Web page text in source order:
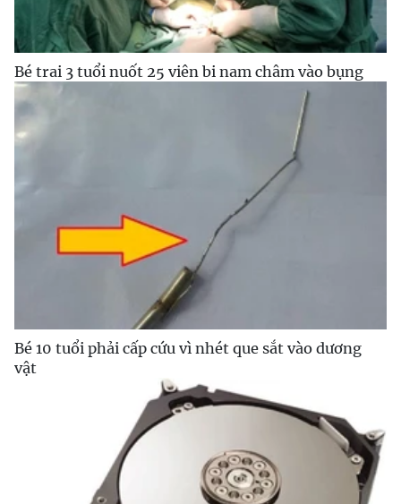
Bé trai 3 tuổi nuốt 25 viên bi nam châm vào bụng
Bé 10 tuổi phải cấp cứu vì nhét que sắt vào dương
vật